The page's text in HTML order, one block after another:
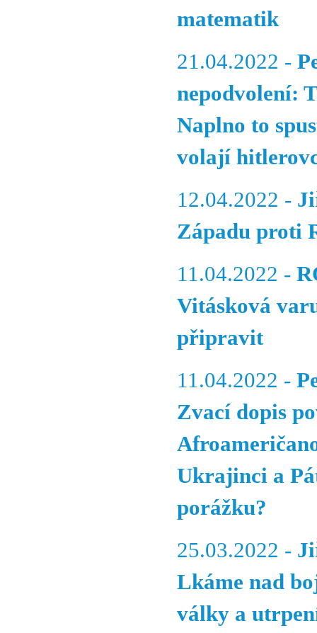
matematik
21.04.2022 -
nepodvolení:
Naplno to
volají
12.04.2022 -
Západu proti
11.04.2022 -
Vitásková
připravit
11.04.2022 -
Zvací dopis
Ukrajinci a
porážku?
25.03.2022 -
Lkáme nad
války a